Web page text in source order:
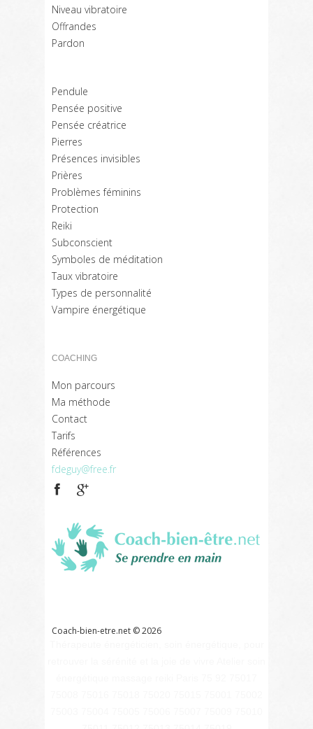
Niveau vibratoire
Offrandes
Pardon
Pendule
Pensée positive
Pensée créatrice
Pierres
Présences invisibles
Prières
Problèmes féminins
Protection
Reiki
Subconscient
Symboles de méditation
Taux vibratoire
Types de personnalité
Vampire énergétique
COACHING
Mon parcours
Ma méthode
Contact
Tarifs
Références
fdeguy@free.fr
Coach-bien-etre.net ©2026